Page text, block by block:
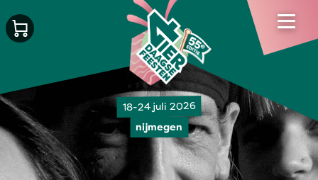
18-24 juli 2026
nijmegen